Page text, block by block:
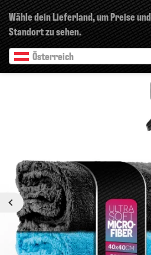
Wähle dein Lieferland, um Preise
Standort zu sehen.
Österreich
Vorherige